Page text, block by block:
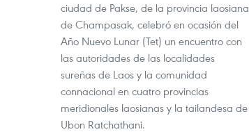
ciudad de Pakse, de la provincia laosiana
de Champasak, celebró en ocasión del
Año Nuevo Lunar (Tet) un encuentro con
las autoridades de las localidades
sureñas de Laos y la comunidad
connacional en cuatro provincias
meridionales laosianas y la tailandesa de
Ubon Ratchathani.